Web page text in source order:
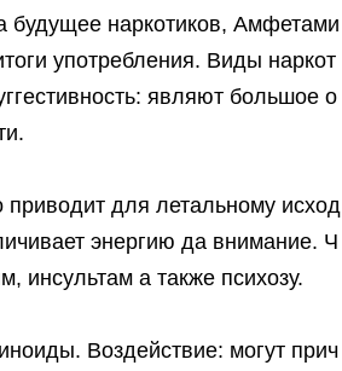
наркотиков, Амфетами
употребления. Виды наркот
являют большое о
для летальному исход
энергию да внимание. Ч
инсультам а также психозу.
Воздействие: могут прич